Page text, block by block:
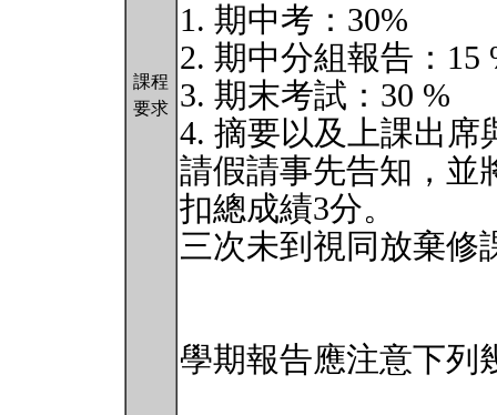
課程
要求
1. 期中考：30%
2. 期中分組報告：15
3. 期末考試：30 %
4. 摘要以及上課出席
請假請事先告知，並
扣總成績3分。
三次未到視同放棄修
學期報告應注意下列